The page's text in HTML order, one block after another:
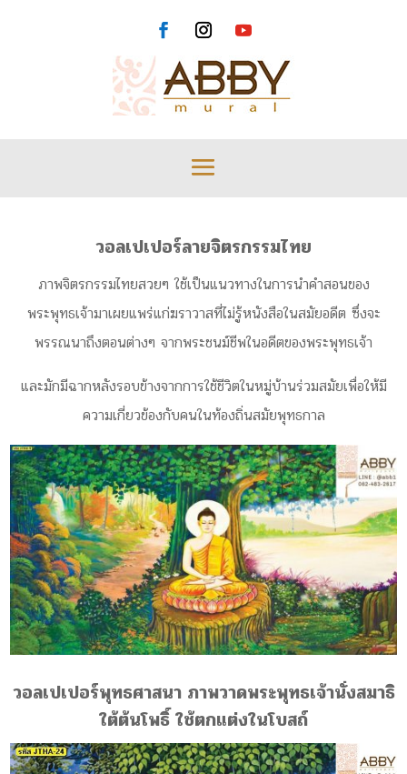
วอลเปเปอร์ลายจิตรกรรมไทย
ภาพจิตรกรรมไทยสวยๆ ใช้เป็นแนวทางในการนำคำสอนของ
พระพุทธเจ้ามาเผยแพร่แก่ฆราวาสที่ไม่รู้หนังสือในสมัยอดีต ซึ่งจะ
พรรณนาถึงตอนต่างๆ จากพระชนม์ชีพในอดีตของพระพุทธเจ้า
และมักมีฉากหลังรอบข้างจากการใช้ชีวิตในหมู่บ้านร่วมสมัยเพื่อให้มี
ความเกี่ยวข้องกับคนในท้องถิ่นสมัยพุทธกาล
วอลเปเปอร์พุทธศาสนา ภาพวาดพระพุทธเจ้านั่งสมาธิ
ใต้ต้นโพธิ์ ใช้ตกแต่งในโบสถ์